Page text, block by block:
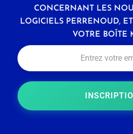
CONCERNANT LES
LOGICIELS PERRENOUD,
VOTRE BOÎTE